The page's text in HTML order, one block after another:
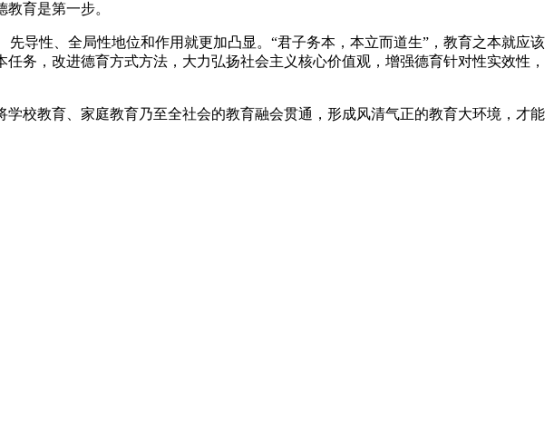
育是第一步。
性、全局性地位和作用就更加凸显。“君子务本，本立而道生”，教育之本就应该
务，改进德育方式方法，大力弘扬社会主义核心价值观，增强德育针对性实效性，
教育、家庭教育乃至全社会的教育融会贯通，形成风清气正的教育大环境，才能